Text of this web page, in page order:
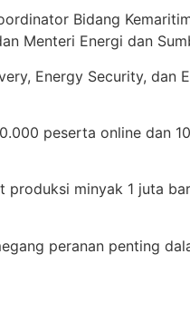
Bidang
Menteri Energi dan
, Energy Security, dan
peserta online dan
produksi minyak 1 juta
peranan penting